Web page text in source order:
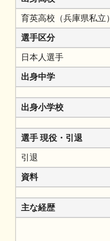
育英高校（兵庫県私立）
選手区分
日本人選手
出身中学
出身小学校
選手 現役・引退
引退
資料
主な経歴